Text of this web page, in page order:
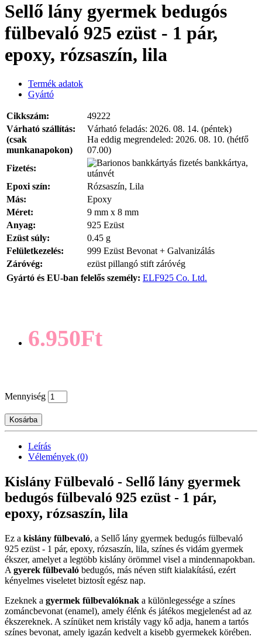
Sellő lány gyermek bedugós
fülbevaló 925 ezüst - 1 pár,
epoxy, rózsaszín, lila
Termék adatok
Gyártó
Cikkszám:
49222
Várható szállítás:
(csak
munkanapokon)
Várható feladás: 2026. 08. 14. (péntek)
Ha eddig megrendeled: 2026. 08. 10. (hétfő
07.00)
Fizetés:
bankkártya,
utánvét
Epoxi szín:
Rózsaszín, Lila
Más:
Epoxy
Méret:
9 mm x 8 mm
Anyag:
925 Ezüst
Ezüst súly:
0.45 g
Felületkezelés:
999 Ezüst Bevonat + Galvanizálás
Záróvég:
ezüst pillangó stift záróvég
Gyártó és EU-ban felelős személy: ELF925 Co. Ltd.
6.950Ft
Mennyiség
Kosárba
Leírás
Vélemények (0)
Kislány Fülbevaló - Sellő lány gyermek
bedugós fülbevaló 925 ezüst - 1 pár,
epoxy, rózsaszín, lila
Ez a kislány fülbevaló, a Sellő lány gyermek bedugós fülbevaló
925 ezüst - 1 pár, epoxy, rózsaszín, lila, színes és vidám gyermek
ékszer, amelyet a legtöbb kislány örömmel visel a mindennapokban.
A gyerek fülbevaló bedugós, más néven stift kialakítású, ezért
kényelmes viseletet biztosít egész nap.
Ezeknek a gyermek fülbevalóknak a különlegessége a színes
zománcbevonat (enamel), amely élénk és játékos megjelenést ad az
ékszereknek. A színüket nem kristály vagy kő adja, hanem a tartós
színes bevonat, amely igazán kedvelt a kisebb gyermekek körében.